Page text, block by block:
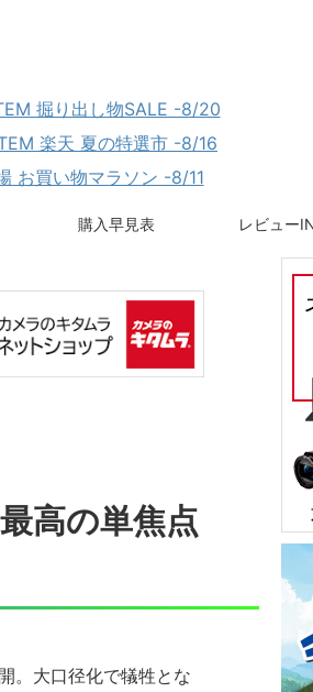
掘り出し物SALE -8/20
楽天 夏の特選市 -8/16
お買い物マラソン -8/11
購入早見表 レビュー
高の単焦点
。大口径化で犠牲とな